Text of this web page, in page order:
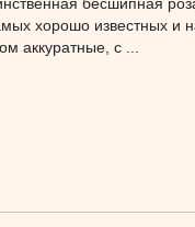
бесшипная
хорошо известных и
аккуратные, с ...